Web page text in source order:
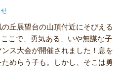
丘展望台の山頂付近にそびえる
こで、勇気ある、いや無謀な子
ス大会が開催されました！息を
めらう子も。しかし、そこは勇